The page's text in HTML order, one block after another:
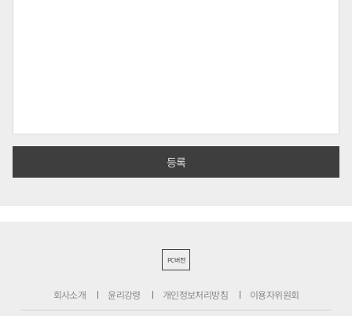
PC버전
회사소개 윤리강령 개인정보처리방침 이용자위원회